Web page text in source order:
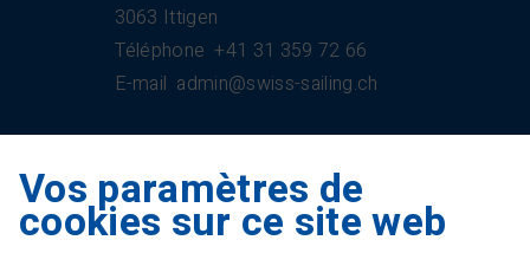
3063 Ittigen
Téléphone +41 31 359 72 66
E-mail admin@swiss-sailing.ch
Swiss Sailing Team
Industriestrasse 51
Vos paramètres de
cookies sur ce site web